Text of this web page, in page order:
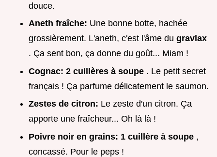
douce.
Aneth fraîche: Une bonne botte, hachée
grossièrement. L'aneth, c'est l'âme du gravlax
. Ça sent bon, ça donne du goût... Miam !
Cognac: 2 cuillères à soupe . Le petit secret
français ! Ça parfume délicatement le saumon.
Zestes de citron: Le zeste d'un citron. Ça
apporte une fraîcheur... Oh là là !
Poivre noir en grains: 1 cuillère à soupe ,
concassé. Pour le peps !